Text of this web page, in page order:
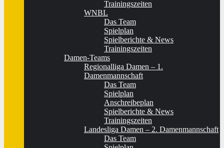
Trainingszeiten
WNBL
Das Team
Spielplan
Spielberichte & News
Trainingszeiten
Damen-Teams
Regionalliga Damen – 1.
Damenmannschaft
Das Team
Spielplan
Anschreibeplan
Spielberichte & News
Trainingszeiten
Landesliga Damen – 2. Damenmannschaft
Das Team